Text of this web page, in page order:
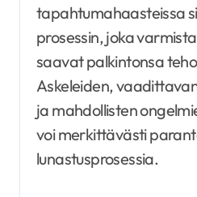
tapahtumahaasteissa
prosessin, joka
saavat palkintonsa
Askeleiden,
ja mahdollisten
voi merkittävästi
lunastusprosessia.